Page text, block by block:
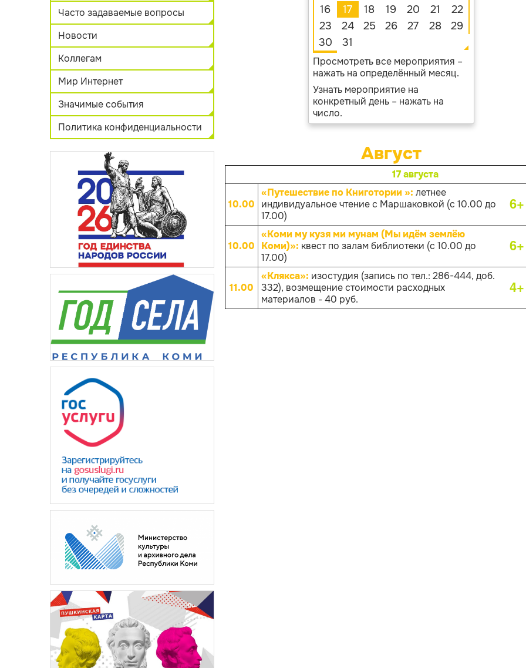
Часто задаваемые вопросы
Новости
Коллегам
Мир Интернет
Значимые события
Политика конфиденциальности
16
17 18 19 20 21
22
23
24 25 26 27 28
29
30
31
Просмотреть все мероприятия –
нажать на определённый месяц.
Узнать мероприятие на
конкретный день – нажать на
число.
Август
17 августа
10.00
«Путешествие по Книготории »: летнее
индивидуальное чтение с Маршаковкой (с 10.00 до
17.00)
6+
10.00
«Коми му кузя ми мунам (Мы идём землёю
Коми)»: квест по залам библиотеки (с 10.00 до
17.00)
6+
11.00
«Клякса»: изостудия (запись по тел.: 286-444, доб.
332), возмещение стоимости расходных
материалов - 40 руб.
4+